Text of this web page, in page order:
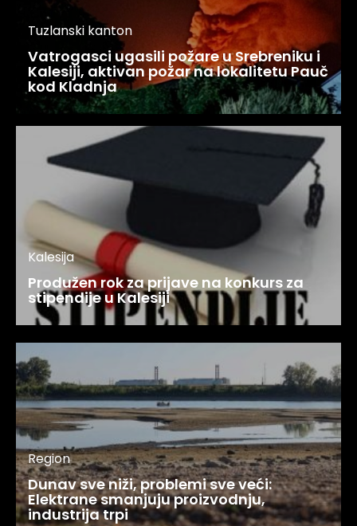
Tuzlanski kanton
Vatrogasci ugasili požare u Srebreniku i
Kalesiji, aktivan požar na lokalitetu Pauč
kod Kladnja
Kalesija
Produžen rok za prijave na konkurs za
stipendije u Kalesiji
Region
Dunav sve niži, problemi sve veći:
Elektrane smanjuju proizvodnju,
industrija trpi